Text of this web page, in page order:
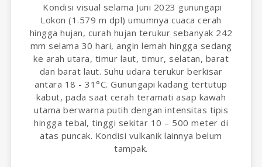
Kondisi visual selama Juni 2023 gunungapi
Lokon (1.579 m dpl) umumnya cuaca cerah
hingga hujan, curah hujan terukur sebanyak 242
mm selama 30 hari, angin lemah hingga sedang
ke arah utara, timur laut, timur, selatan, barat
dan barat laut. Suhu udara terukur berkisar
antara 18 - 31°C. Gunungapi kadang tertutup
kabut, pada saat cerah teramati asap kawah
utama berwarna putih dengan intensitas tipis
hingga tebal, tinggi sekitar 10 – 500 meter di
atas puncak. Kondisi vulkanik lainnya belum
tampak.